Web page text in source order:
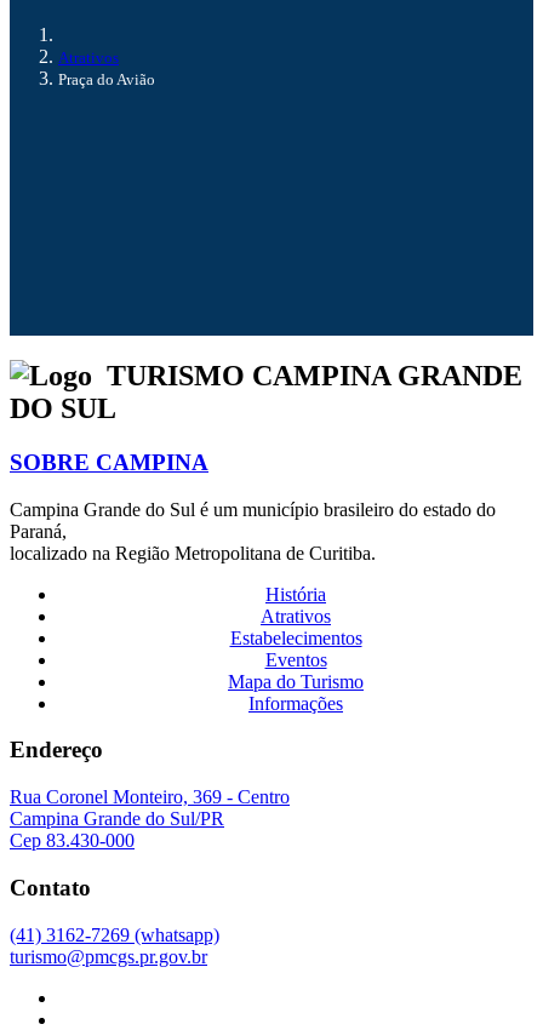
Atrativos
Praça do Avião
TURISMO CAMPINA GRANDE
DO SUL
SOBRE CAMPINA
Campina Grande do Sul é um município brasileiro do estado do
Paraná,
localizado na Região Metropolitana de Curitiba.
História
Atrativos
Estabelecimentos
Eventos
Mapa do Turismo
Informações
Endereço
Rua Coronel Monteiro, 369 - Centro
Campina Grande do Sul/PR
Cep 83.430-000
Contato
(41) 3162-7269 (whatsapp)
turismo@pmcgs.pr.gov.br